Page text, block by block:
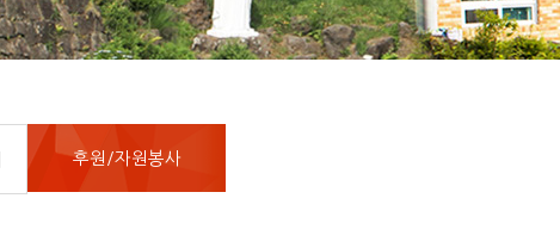
후원/자원봉사